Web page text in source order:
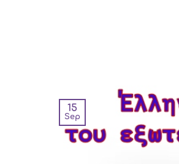
15
Sep